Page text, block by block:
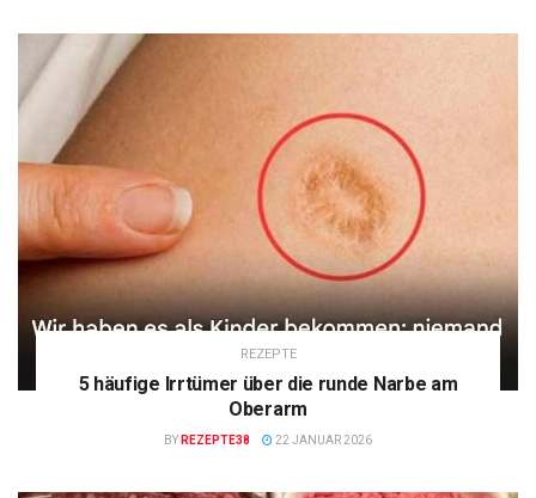
REZEPTE
5 häufige Irrtümer über die runde Narbe am
Oberarm
BY REZEPTE38 22 JANUAR 2026